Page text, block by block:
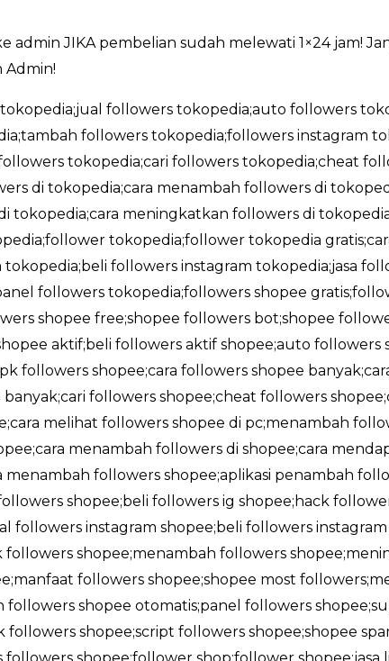
admin JIKA pembelian sudah melewati 1×24 jam!
Admin!
followers tokopedia;auto followers
followers tokopedia;followers instagram
tokopedia;cari followers tokopedia;cheat
di tokopedia;cara menambah followers di
tokopedia;cara meningkatkan followers di
tokopedia;follower tokopedia
followers instagram tokopedia;jasa
followers tokopedia;followers shopee
shopee free;shopee followers bot;shopee
aktif;beli followers aktif shopee;auto followers
followers shopee;cara followers shopee
followers shopee;cheat followers
melihat followers shopee di pc;menambah
menambah followers di shopee;cara
menambah followers shopee;aplikasi penambah
shopee;beli followers ig shopee;hack
followers instagram shopee;beli followers
shopee;menambah followers
followers shopee;shopee most
followers shopee otomatis;panel followers
shopee;script followers shopee;shopee
shopee;follower shop;follower shopee;jasa